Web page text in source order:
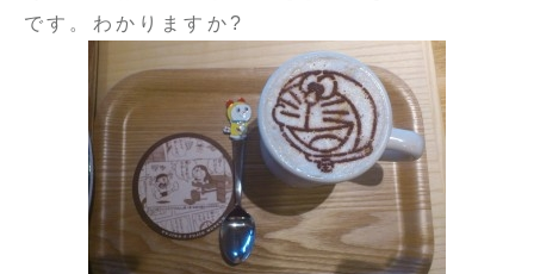
です。わかりますか?